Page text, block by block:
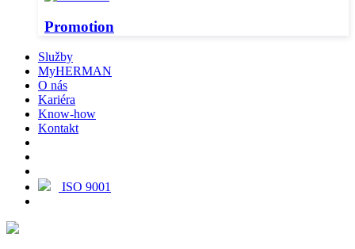
Promotion
Služby
MyHERMAN
O nás
Kariéra
Know-how
Kontakt
ISO 9001